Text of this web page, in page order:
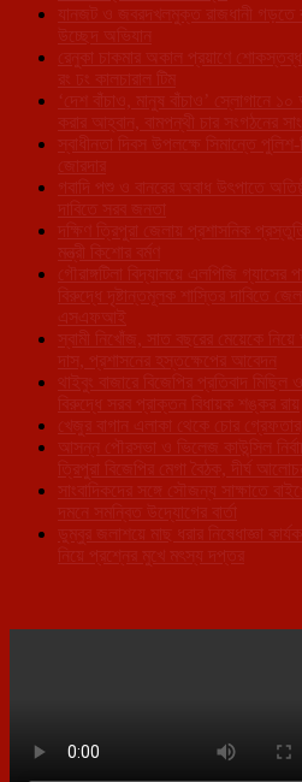
যানজট ও জবরদখলমুক্ত রাজধানী গড়তে
উচ্ছেদ অভিযান
রেনুকা চাকমার অকাল প্রয়াণে
রং ঢং কালচারাল টিম
‘দেশ বাঁচাও, মানুষ বাঁচাও’ স্লোগানে
করার আহ্বান, বামপন্থী চার সংগঠনের
স্বাধীনতা দিবস উপলক্ষে সিমান্তে
জোরদার
গবাদি পশু ও বানরের অবাধ উৎপাতে
দাবিতে সরব জনতা
দক্ষিণ ত্রিপুরা জেলায় প্রশাসনিক
মন্ত্রী কিশোর বর্মণ
গৌরাঙ্গটিলা বিদ্যালয়ে এলপিজি
বিরুদ্ধে দৃষ্টান্তমূলক শাস্তির দাবিতে
এসএফআই
স্বামী নিখোঁজ, সাত বছরের মেয়েকে
দাস, প্রশাসনের হস্তক্ষেপের আবেদন
থাইবুং বাজারে বিজেপির প্রতিবাদ
বিরুদ্ধে সরব প্রাক্তন বিধায়ক শঙ্কর রায়
খেজুর বাগান এলাকা থেকে চোর
আসন্ন পৌরসভা ও ভিলেজ কাউন্সিল
ত্রিপুরা বিজেপির মেগা বৈঠক, দীর্ঘ
সাংবাদিকদের সঙ্গে সৌজন্য সাক্ষাতে
দমনে সমন্বিত উদ্যোগের বার্তা
ডুম্বুর জলাশয়ে মাছ ধরার নিষেধাজ্ঞা
নিয়ে প্রশ্নের মুখে মৎস্য দপ্তর